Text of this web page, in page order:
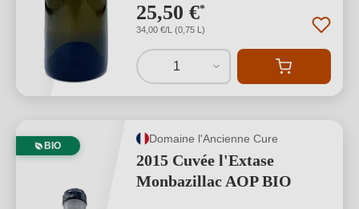
25,50 €*
34,00 €/L (0,75 L)
1
BIO
Domaine l'Ancienne Cure
2015 Cuvée l'Extase
Monbazillac AOP BIO